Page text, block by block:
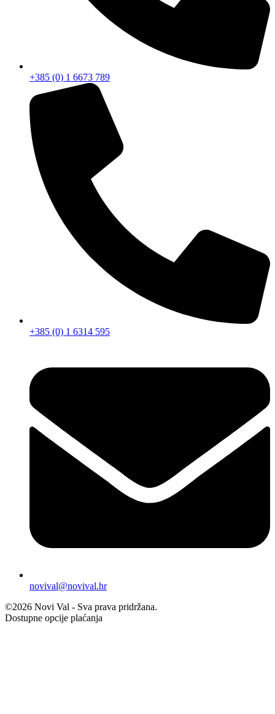
+385 (0) 1 6673 789
+385 (0) 1 6314 595
novival@novival.hr
©2026 Novi Val - Sva prava pridržana.
Dostupne opcije plaćanja